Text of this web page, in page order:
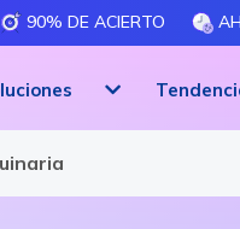
90% DE ACIERTO